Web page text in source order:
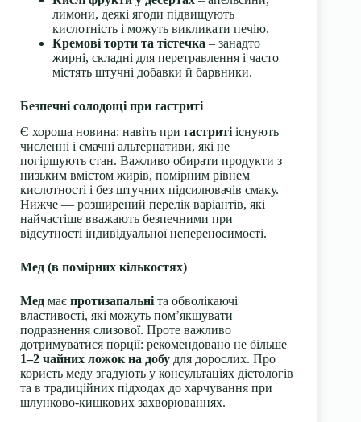
лимони, деякі ягоди підвищують
кислотність і можуть викликати печію.
Кремові торти та тістечка – занадто
жирні, складні для перетравлення і часто
містять штучні добавки й барвники.
Безпечні солодощі при гастриті
Є хороша новина: навіть при гастритііснують
численні і смачні альтернативи, які не
погіршують стан. Важливо обирати продукти з
низьким вмістом жирів, помірним рівнем
кислотності і без штучних підсилювачів смаку.
Нижче — розширений перелік варіантів, які
найчастіше вважають безпечними при
відсутності індивідуальної непереносимості.
Мед (в помірних кількостях)
Мед має протизапальніта обволікаючі
властивості, які можуть пом’якшувати
подразнення слизової. Проте важливо
дотримуватися порції: рекомендовано не більше
1–2 чайних ложок на добу для дорослих. Про
користь меду згадують у консультаціях дієтологів
та в традиційних підходах до харчування при
шлунково-кишкових захворюваннях.